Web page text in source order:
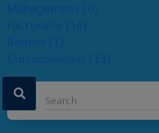
Management (0)
Facturatie (14)
Beheer (1)
Cursusplanner (13)